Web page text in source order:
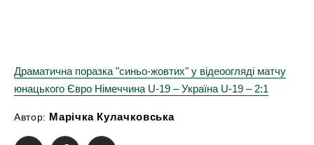
Драматична поразка "синьо-жовтих" у відеоогляді матчу
юнацького Євро Німеччина U-19 – Україна U-19 – 2:1
Автор: Марічка Кулачковська